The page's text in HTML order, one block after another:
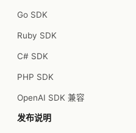
Go SDK
Ruby SDK
C# SDK
PHP SDK
OpenAI SDK 兼容
发布说明